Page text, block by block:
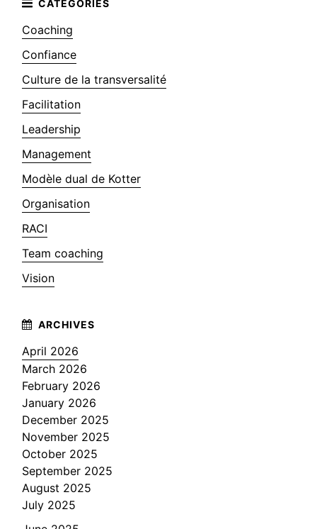
Coaching
Confiance
Culture de la transversalité
Facilitation
Leadership
Management
Modèle dual de Kotter
Organisation
RACI
Team coaching
Vision
April 2026
March 2026
February 2026
January 2026
December 2025
November 2025
October 2025
September 2025
August 2025
July 2025